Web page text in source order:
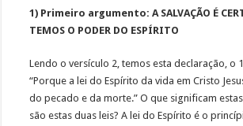
1) Primeiro argumento: A SALVAÇÃO É
TEMOS O PODER DO ESPÍRITO
Lendo o versículo 2, temos esta declaração, o
“Porque a lei do Espírito da vida em Cristo
do pecado e da morte.” O que significam
são estas duas leis? A lei do Espírito é o